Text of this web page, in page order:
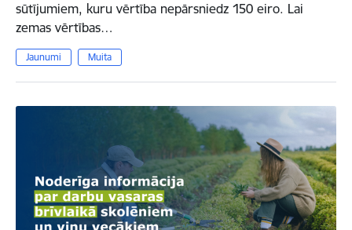
sūtījumiem, kuru vērtība nepārsniedz 150 eiro. Lai
zemas vērtības…
Jaunumi Muita